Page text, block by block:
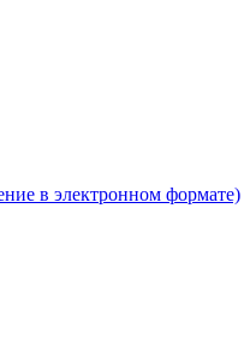
в электронном формате)